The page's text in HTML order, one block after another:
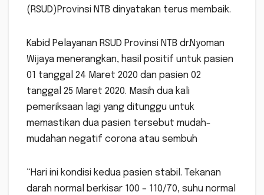
(RSUD)Provinsi NTB dinyatakan terus membaik.
Kabid Pelayanan RSUD Provinsi NTB dr.Nyoman
Wijaya menerangkan, hasil positif untuk pasien
01 tanggal 24 Maret 2020 dan pasien 02
tanggal 25 Maret 2020. Masih dua kali
pemeriksaan lagi yang ditunggu untuk
memastikan dua pasien tersebut mudah-
mudahan negatif corona atau sembuh
“Hari ini kondisi kedua pasien stabil. Tekanan
darah normal berkisar 100 – 110/70, suhu normal